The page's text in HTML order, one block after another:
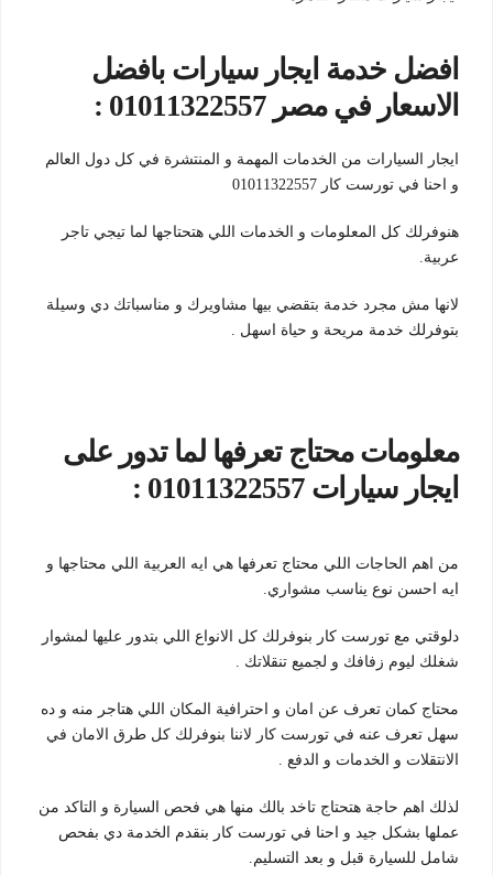
افضل خدمة ايجار سيارات بافضل
الاسعار في مصر 01011322557 :
ايجار السيارات من الخدمات المهمة و المنتشرة في كل دول العالم
و احنا في تورست كار 01011322557
هنوفرلك كل المعلومات و الخدمات اللي هتحتاجها لما تيجي تاجر
عربية.
لانها مش مجرد خدمة بتقضي بيها مشاويرك و مناسباتك دي وسيلة
بتوفرلك خدمة مريحة و حياة اسهل .
معلومات محتاج تعرفها لما تدور على
ايجار سيارات 01011322557 :
من اهم الحاجات اللي محتاج تعرفها هي ايه العربية اللي محتاجها و
ايه احسن نوع يناسب مشواري.
دلوقتي مع تورست كار بنوفرلك كل الانواع اللي بتدور عليها لمشوار
شغلك ليوم زفافك و لجميع تنقلاتك .
محتاج كمان تعرف عن امان و احترافية المكان اللي هتاجر منه و ده
سهل تعرف عنه في تورست كار لاننا بنوفرلك كل طرق الامان في
الانتقلات و الخدمات و الدفع .
لذلك اهم حاجة هتحتاج تاخد بالك منها هي فحص السيارة و التاكد من
عملها بشكل جيد و احنا في تورست كار بنقدم الخدمة دي بفحص
شامل للسيارة قبل و بعد التسليم.